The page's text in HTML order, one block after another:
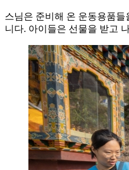
스님은 준비해 온 운동용품
니다. 아이들은 선물을 받고